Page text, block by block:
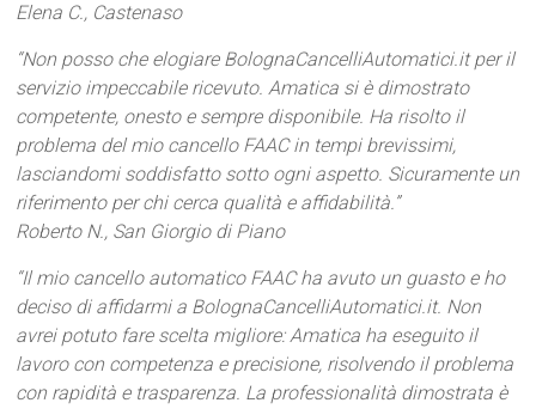
Elena C., Castenaso
“Non posso che elogiare BolognaCancelliAutomatici.it per il
servizio impeccabile ricevuto. Amatica si è dimostrato
competente, onesto e sempre disponibile. Ha risolto il
problema del mio cancello FAAC in tempi brevissimi,
lasciandomi soddisfatto sotto ogni aspetto. Sicuramente un
riferimento per chi cerca qualità e affidabilità.”
Roberto N., San Giorgio di Piano
“Il mio cancello automatico FAAC ha avuto un guasto e ho
deciso di affidarmi a BolognaCancelliAutomatici.it. Non
avrei potuto fare scelta migliore: Amatica ha eseguito il
lavoro con competenza e precisione, risolvendo il problema
con rapidità e trasparenza. La professionalità dimostrata è